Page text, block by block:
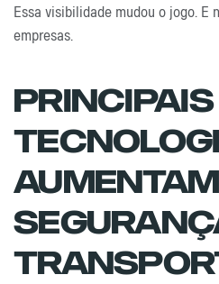
Essa visibilidade mudou o jogo. E
empresas.
Principais